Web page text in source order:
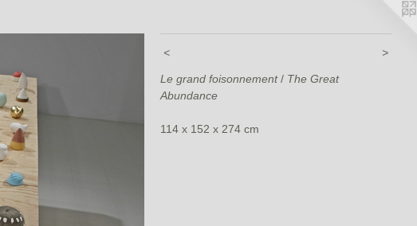
< >
Le grand foisonnement/ The Great
Abundance
114 x 152 x 274 cm